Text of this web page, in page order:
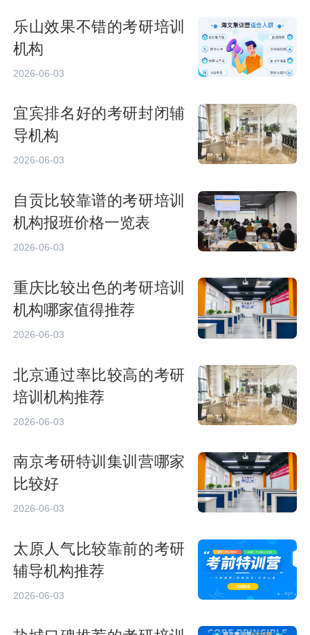
乐山效果不错的考研培训
机构
2026-06-03
宜宾排名好的考研封闭辅
导机构
2026-06-03
自贡比较靠谱的考研培训
机构报班价格一览表
2026-06-03
重庆比较出色的考研培训
机构哪家值得推荐
2026-06-03
北京通过率比较高的考研
培训机构推荐
2026-06-03
南京考研特训集训营哪家
比较好
2026-06-03
太原人气比较靠前的考研
辅导机构推荐
2026-06-03